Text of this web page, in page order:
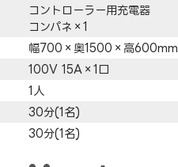
コントローラー用充電器
コンパネ×1
幅700×奥1500×高600mm
100V 15A×1口
1人
30分(1名)
30分(1名)